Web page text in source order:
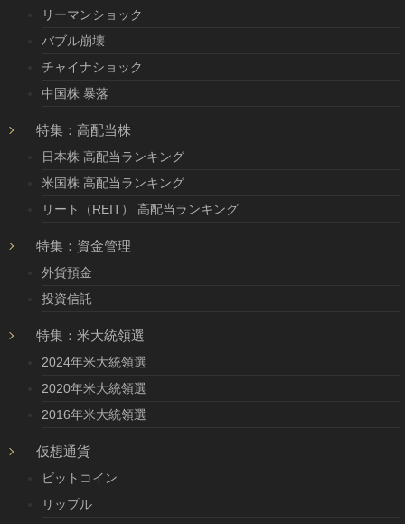
リーマンショック
バブル崩壊
チャイナショック
中国株 暴落
特集：高配当株
日本株 高配当ランキング
米国株 高配当ランキング
リート（REIT） 高配当ランキング
特集：資金管理
外貨預金
投資信託
特集：米大統領選
2024年米大統領選
2020年米大統領選
2016年米大統領選
仮想通貨
ビットコイン
リップル